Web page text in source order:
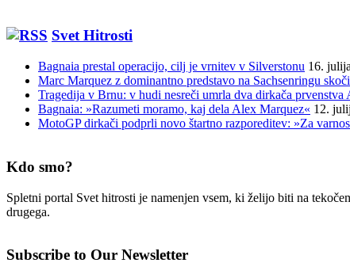
Svet Hitrosti
Bagnaia prestal operacijo, cilj je vrnitev v Silverstonu 16.
Marc Marquez z dominantno predstavo na Sachsenringu
Tragedija v Brnu: v hudi nesreči umrla dva dirkača prvenstva
Bagnaia: »Razumeti moramo, kaj dela Alex Marquez« 12.
MotoGP dirkači podprli novo štartno razporeditev: »Za
Kdo smo?
Spletni portal Svet hitrosti je namenjen vsem, ki želijo biti na
drugega.
Subscribe to Our Newsletter